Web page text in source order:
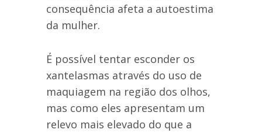
consequência afeta a autoestima
da mulher.
É possível tentar esconder os
xantelasmas através do uso de
maquiagem na região dos olhos,
mas como eles apresentam um
relevo mais elevado do que a